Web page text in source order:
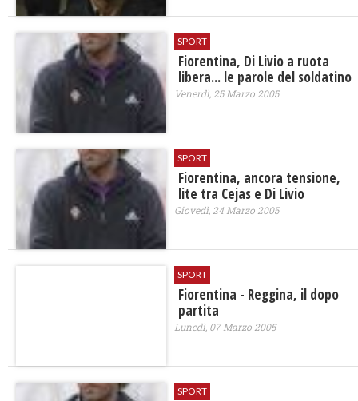
SPORT
Fiorentina, Di Livio a ruota
libera... le parole del soldatino
Venerdì, 25 Marzo 2005
SPORT
Fiorentina, ancora tensione,
lite tra Cejas e Di Livio
Giovedì, 24 Marzo 2005
SPORT
Fiorentina - Reggina, il dopo
partita
Lunedì, 07 Marzo 2005
SPORT